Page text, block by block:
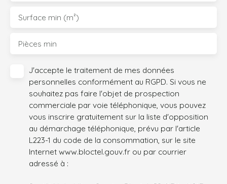
Surface min (m²)
Pièces min
J'accepte le traitement de mes données
personnelles conformément au RGPD. Si vous ne
souhaitez pas faire l'objet de prospection
commerciale par voie téléphonique, vous pouvez
vous inscrire gratuitement sur la liste d'opposition
au démarchage téléphonique, prévu par l'article
L223-1 du code de la consommation, sur le site
Internet www.bloctel.gouv.fr ou par courrier
adressé à :